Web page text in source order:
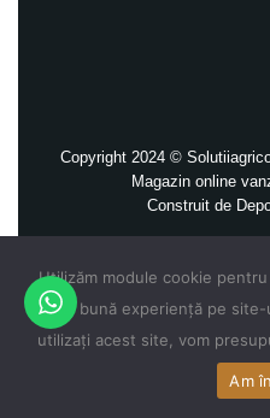
Copyright 2024 ©
Magazin online
Construit de
Magazin
Utilizăm module cookie
mai bună experiență pe
utilizați acest site, vom
Am